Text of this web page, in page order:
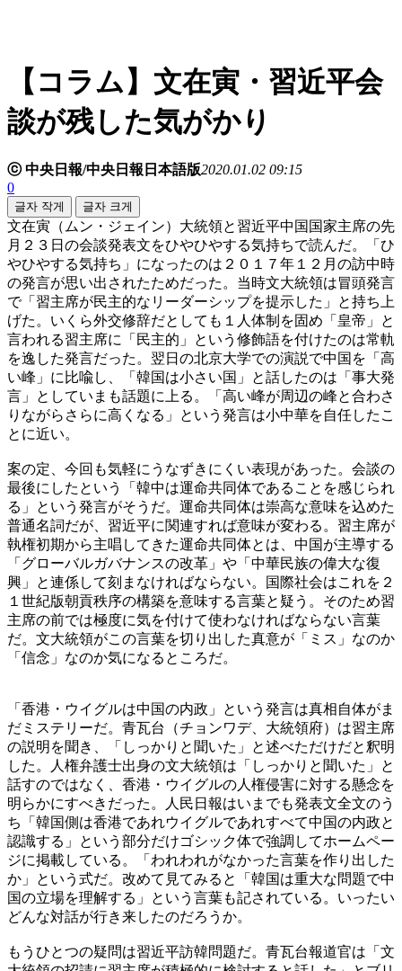
【コラム】文在寅・習近平会
談が残した気がかり
ⓒ 中央日報/中央日報日本語版2020.01.02 09:15
0
글자 작게 글자 크게
文在寅（ムン・ジェイン）大統領と習近平中国国家主席の先
月２３日の会談発表文をひやひやする気持ちで読んだ。「ひ
やひやする気持ち」になったのは２０１７年１２月の訪中時
の発言が思い出されたためだった。当時文大統領は冒頭発言
で「習主席が民主的なリーダーシップを提示した」と持ち上
げた。いくら外交修辞だとしても１人体制を固め「皇帝」と
言われる習主席に「民主的」という修飾語を付けたのは常軌
を逸した発言だった。翌日の北京大学での演説で中国を「高
い峰」に比喩し、「韓国は小さい国」と話したのは「事大発
言」としていまも話題に上る。「高い峰が周辺の峰と合わさ
りながらさらに高くなる」という発言は小中華を自任したこ
とに近い。
案の定、今回も気軽にうなずきにくい表現があった。会談の
最後にしたという「韓中は運命共同体であることを感じられ
る」という発言がそうだ。運命共同体は崇高な意味を込めた
普通名詞だが、習近平に関連すれば意味が変わる。習主席が
執権初期から主唱してきた運命共同体とは、中国が主導する
「グローバルガバナンスの改革」や「中華民族の偉大な復
興」と連係して刻まなければならない。国際社会はこれを２
１世紀版朝貢秩序の構築を意味する言葉と疑う。そのため習
主席の前では極度に気を付けて使わなければならない言葉
だ。文大統領がこの言葉を切り出した真意が「ミス」なのか
「信念」なのか気になるところだ。
「香港・ウイグルは中国の内政」という発言は真相自体がま
だミステリーだ。青瓦台（チョンワデ、大統領府）は習主席
の説明を聞き、「しっかりと聞いた」と述べただけだと釈明
した。人権弁護士出身の文大統領は「しっかりと聞いた」と
話すのではなく、香港・ウイグルの人権侵害に対する懸念を
明らかにすべきだった。人民日報はいまでも発表文全文のう
ち「韓国側は香港であれウイグルであれすべて中国の内政と
認識する」という部分だけゴシック体で強調してホームペー
ジに掲載している。「われわれがなかった言葉を作り出した
か」という式だ。改めて見てみると「韓国は重大な問題で中
国の立場を理解する」という言葉も記されている。いったい
どんな対話が行き来したのだろうか。
もうひとつの疑問は習近平訪韓問題だ。青瓦台報道官は「文